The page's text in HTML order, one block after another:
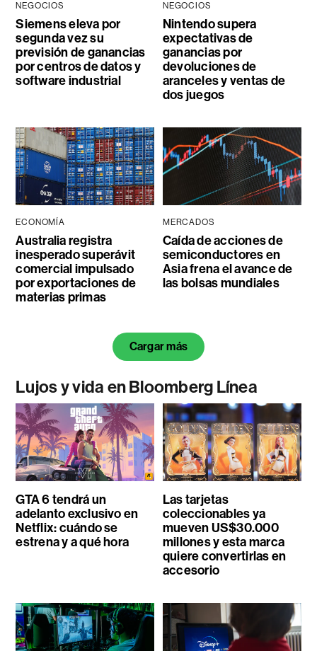
NEGOCIOS
Siemens eleva por
segunda vez su
previsión de ganancias
por centros de datos y
software industrial
NEGOCIOS
Nintendo supera
expectativas de
ganancias por
devoluciones de
aranceles y ventas de
dos juegos
ECONOMÍA
Australia registra
inesperado superávit
comercial impulsado
por exportaciones de
materias primas
MERCADOS
Caída de acciones de
semiconductores en
Asia frena el avance de
las bolsas mundiales
Cargar más
Lujos y vida en Bloomberg Línea
GTA 6 tendrá un
adelanto exclusivo en
Netflix: cuándo se
estrena y a qué hora
Las tarjetas
coleccionables ya
mueven US$30.000
millones y esta marca
quiere convertirlas en
accesorio